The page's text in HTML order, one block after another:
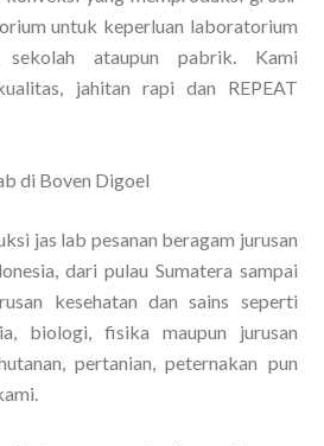
untuk keperluan laboratorium
sekolah ataupun pabrik. Kami
jahitan rapi dan REPEAT
jas lab pesanan beragam jurusan
dari pulau Sumatera sampai
kesehatan dan sains seperti
biologi, fisika maupun jurusan
pertanian, peternakan pun